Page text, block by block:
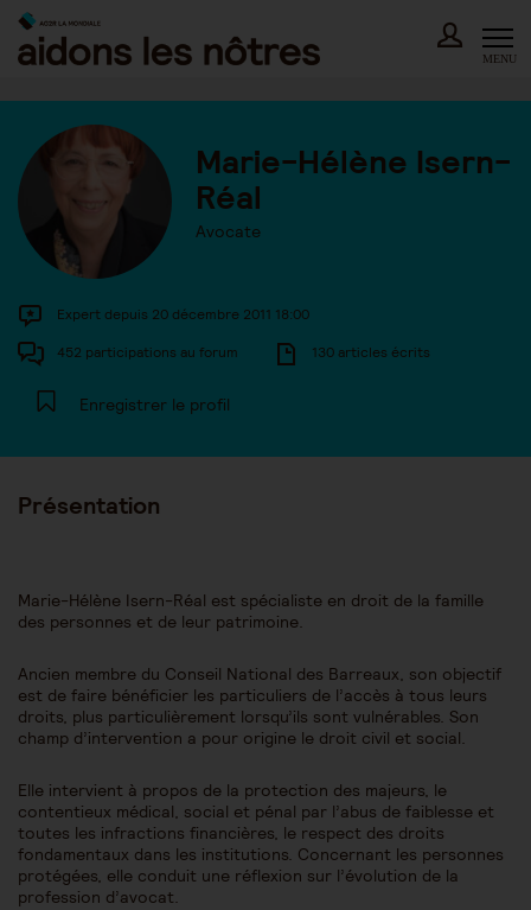
Skip
content
MENU
Marie-Hélène Isern-
Réal
Avocate
Expert depuis 20 décembre 2011 18:00
452 participations au forum 130 articles écrits
Enregistrer le profil
Présentation
Marie-Hélène Isern-Réal est spécialiste en droit de la famille
des personnes et de leur patrimoine.
Ancien membre du Conseil National des Barreaux, son objectif
est de faire bénéficier les particuliers de l’accès à tous leurs
droits, plus particulièrement lorsqu’ils sont vulnérables. Son
champ d’intervention a pour origine le droit civil et social.
Elle intervient à propos de la protection des majeurs, le
contentieux médical, social et pénal par l’abus de faiblesse et
toutes les infractions financières, le respect des droits
fondamentaux dans les institutions. Concernant les personnes
protégées, elle conduit une réflexion sur l’évolution de la
profession d’avocat.